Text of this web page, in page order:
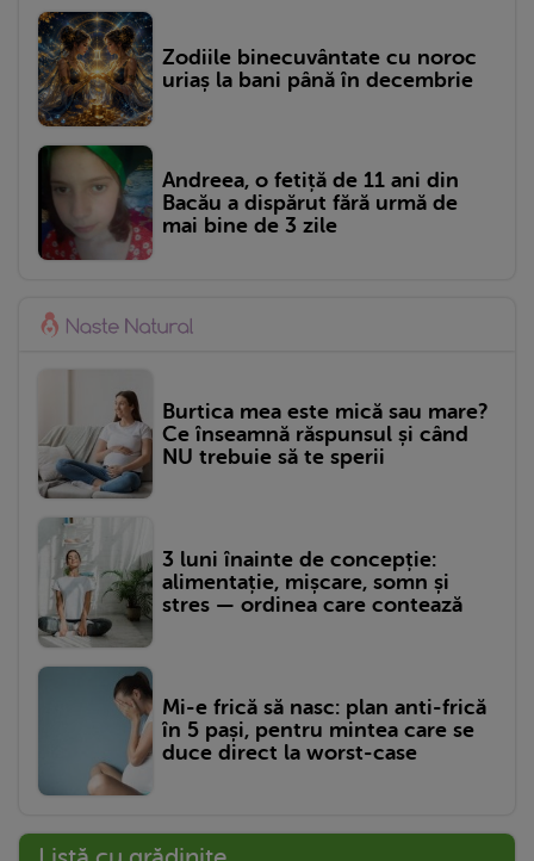
Zodiile binecuvântate cu noroc
uriaș la bani până în decembrie
Andreea, o fetiță de 11 ani din
Bacău a dispărut fără urmă de
mai bine de 3 zile
Burtica mea este mică sau mare?
Ce înseamnă răspunsul și când
NU trebuie să te sperii
3 luni înainte de concepție:
alimentație, mișcare, somn și
stres — ordinea care contează
Mi-e frică să nasc: plan anti-frică
în 5 pași, pentru mintea care se
duce direct la worst-case